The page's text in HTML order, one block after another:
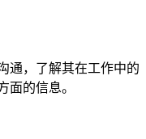
通，了解其在工作中的
面的信息。